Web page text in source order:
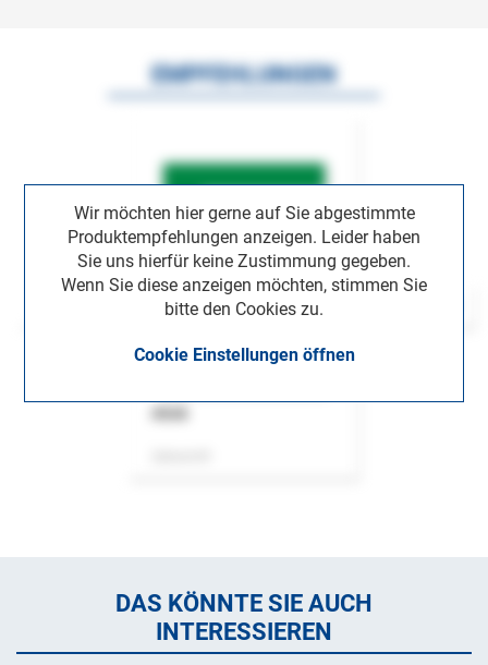
Wir möchten hier gerne auf Sie abgestimmte
Produktempfehlungen anzeigen. Leider haben
Sie uns hierfür keine Zustimmung gegeben.
Wenn Sie diese anzeigen möchten, stimmen Sie
bitte den Cookies zu.
Cookie Einstellungen öffnen
EMPFEHLUNGEN
DAS KÖNNTE SIE AUCH
INTERESSIEREN